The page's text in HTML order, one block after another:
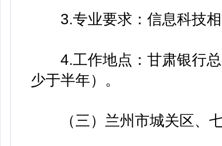
3.专业要求：信息科技相
4.工作地点：甘肃银行总
少于半年）。
（三）兰州市城关区、七